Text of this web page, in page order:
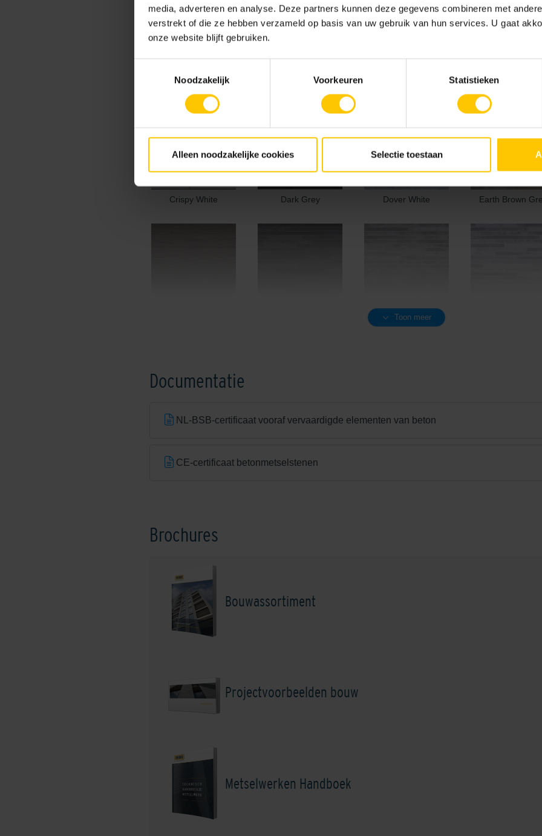
media, adverteren en analyse. Deze partners kunnen deze gegevens combineren met
verstrekt of die ze hebben verzameld op basis van uw gebruik van hun services. U gaat
onze website blijft gebruiken.
Noodzakelijk
Voorkeuren Statistieken
Alleen noodzakelijke cookies Selectie toestaan
Antarctic Grey Balmoral Grey/White Charcoal
Crispy White Dark Grey Dover White Earth Brown
Shaded Grey
Exclusieve kleuren
Army Green
Toon meer
Documentatie
NL-BSB-certificaat vooraf vervaardigde elementen van beton
CE-certificaat betonmetselstenen
Brochures
Bouwassortiment
Projectvoorbeelden bouw
Metselwerken Handboek